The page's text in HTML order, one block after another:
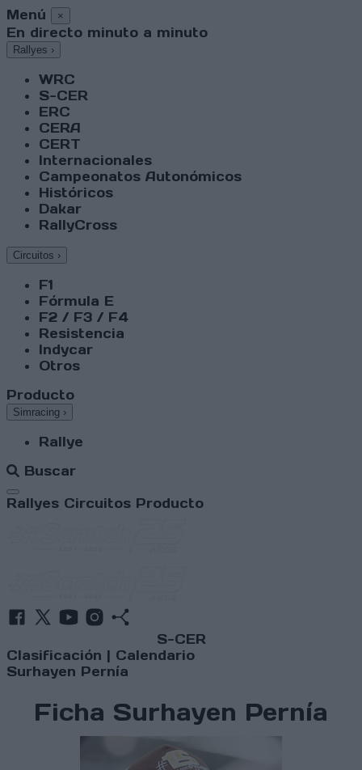
Menú ×
En directo minuto a minuto
Rallyes ›
WRC
S-CER
ERC
CERA
CERT
Internacionales
Campeonatos Autonómicos
Históricos
Dakar
RallyCross
Circuitos ›
F1
Fórmula E
F2 / F3 / F4
Resistencia
Indycar
Otros
Producto
Simracing ›
Rallye
Buscar
Abrir menú
Rallyes Circuitos Producto
S-CER
Clasificación | Calendario
Surhayen Pernía
Ficha Surhayen Pernía